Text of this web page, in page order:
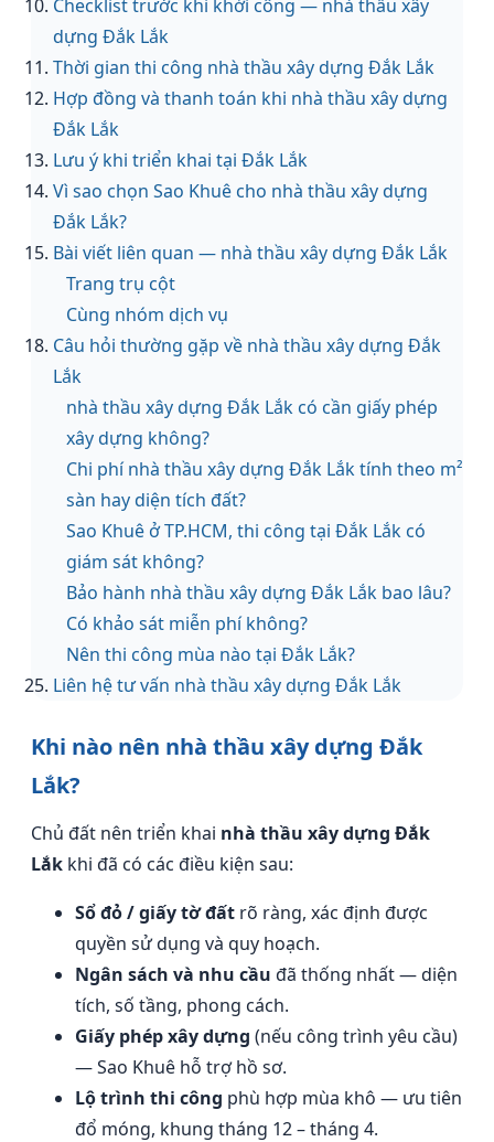
Checklist trước khi khởi công — nhà thầu xây
dựng Đắk Lắk
Thời gian thi công nhà thầu xây dựng Đắk Lắk
Hợp đồng và thanh toán khi nhà thầu xây dựng
Đắk Lắk
Lưu ý khi triển khai tại Đắk Lắk
Vì sao chọn Sao Khuê cho nhà thầu xây dựng
Đắk Lắk?
Bài viết liên quan — nhà thầu xây dựng Đắk Lắk
Trang trụ cột
Cùng nhóm dịch vụ
Câu hỏi thường gặp về nhà thầu xây dựng Đắk
Lắk
nhà thầu xây dựng Đắk Lắk có cần giấy phép
xây dựng không?
Chi phí nhà thầu xây dựng Đắk Lắk tính theo m²
sàn hay diện tích đất?
Sao Khuê ở TP.HCM, thi công tại Đắk Lắk có
giám sát không?
Bảo hành nhà thầu xây dựng Đắk Lắk bao lâu?
Có khảo sát miễn phí không?
Nên thi công mùa nào tại Đắk Lắk?
Liên hệ tư vấn nhà thầu xây dựng Đắk Lắk
Khi nào nên nhà thầu xây dựng Đắk
Lắk?
Chủ đất nên triển khai nhà thầu xây dựng Đắk
Lắk khi đã có các điều kiện sau:
Sổ đỏ / giấy tờ đất rõ ràng, xác định được
quyền sử dụng và quy hoạch.
Ngân sách và nhu cầu đã thống nhất — diện
tích, số tầng, phong cách.
Giấy phép xây dựng (nếu công trình yêu cầu)
— Sao Khuê hỗ trợ hồ sơ.
Lộ trình thi công phù hợp mùa khô — ưu tiên
đổ móng, khung tháng 12 – tháng 4.